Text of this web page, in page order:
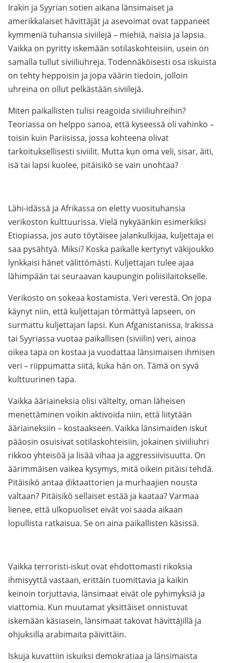
Irakin ja Syyrian sotien aikana länsimaiset ja
amerikkalaiset hävittäjät ja asevoimat ovat tappaneet
kymmeniä tuhansia siviilejä – miehiä, naisia ja lapsia.
Vaikka on pyritty iskemään sotilaskohteisiin, usein on
samalla tullut siviiliuhreja. Todennäköisesti osa iskuista
on tehty heppoisin ja jopa väärin tiedoin, jolloin
uhreina on ollut pelkästään siviilejä.
Miten paikallisten tulisi reagoida siviiliuhreihin?
Teoriassa on helppo sanoa, että kyseessä oli vahinko –
toisin kuin Pariisissa, jossa kohteena olivat
tarkoituksellisesti siviilit. Mutta kun oma veli, sisar, äiti,
isä tai lapsi kuolee, pitäisikö se vain unohtaa?
Lähi-idässä ja Afrikassa on eletty vuosituhansia
verikoston kulttuurissa. Vielä nykyäänkin esimerkiksi
Etiopiassa, jos auto töytäisee jalankulkijaa, kuljettaja ei
saa pysähtyä. Miksi? Koska paikalle kertynyt väkijoukko
lynkkaisi hänet välittömästi. Kuljettajan tulee ajaa
lähimpään tai seuraavan kaupungin poliisilaitokselle.
Verikosto on sokeaa kostamista. Veri verestä. On jopa
käynyt niin, että kuljettajan törmättyä lapseen, on
surmattu kuljettajan lapsi. Kun Afganistanissa, Irakissa
tai Syyriassa vuotaa paikallisen (siviilin) veri, ainoa
oikea tapa on kostaa ja vuodattaa länsimaisen ihmisen
veri – riippumatta siitä, kuka hän on. Tämä on syvä
kulttuurinen tapa.
Vaikka ääriaineksia olisi vältelty, oman läheisen
menettäminen voikin aktivoida niin, että liitytään
ääriaineksiin – kostaakseen. Vaikka länsimaiden iskut
pääosin osuisivat sotilaskohteisiin, jokainen siviiliuhri
rikkoo yhteisöä ja lisää vihaa ja aggressiivisuutta. On
äärimmäisen vaikea kysymys, mitä oikein pitäisi tehdä.
Pitäisikö antaa diktaattorien ja murhaajien nousta
valtaan? Pitäisikö sellaiset estää ja kaataa? Varmaa
lienee, että ulkopuoliset eivät voi saada aikaan
lopullista ratkaisua. Se on aina paikallisten käsissä.
Vaikka terroristi-iskut ovat ehdottomasti rikoksia
ihmisyyttä vastaan, erittäin tuomittavia ja kaikin
keinoin torjuttavia, länsimaat eivät ole pyhimyksiä ja
viattomia. Kun muutamat yksittäiset onnistuvat
iskemään käsiasein, länsimaat takovat hävittäjillä ja
ohjuksilla arabimaita päivittäin.
Iskuja kuvattiin iskuiksi demokratiaa ja länsimaista